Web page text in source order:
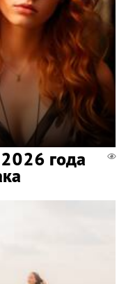
2026 года